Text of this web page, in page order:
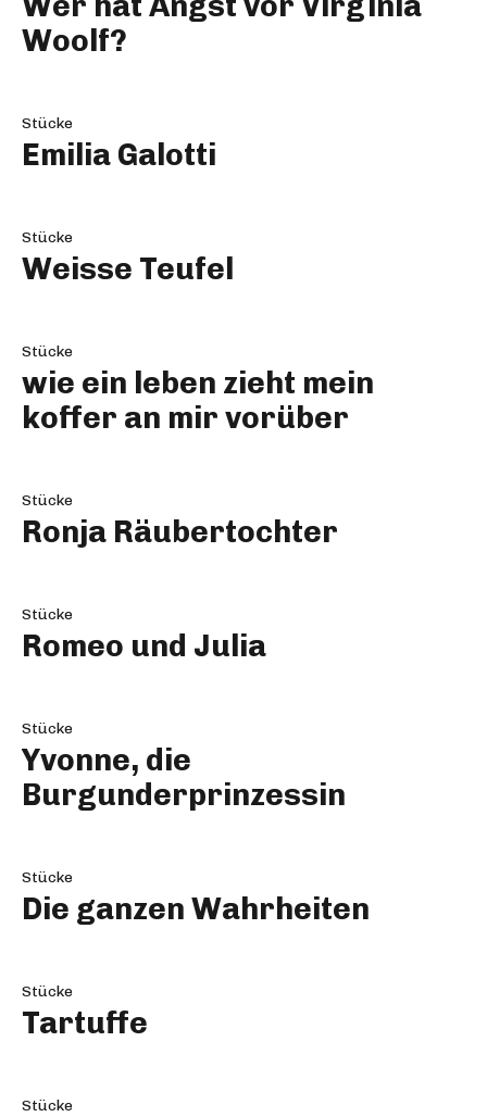
Woolf?
Stücke
Emilia Galotti
Stücke
Weisse Teufel
Stücke
wie ein leben zieht mein
koffer an mir vorüber
Stücke
Ronja Räubertochter
Stücke
Romeo und Julia
Stücke
Yvonne, die
Burgunderprinzessin
Stücke
Die ganzen Wahrheiten
Stücke
Tartuffe
Stücke